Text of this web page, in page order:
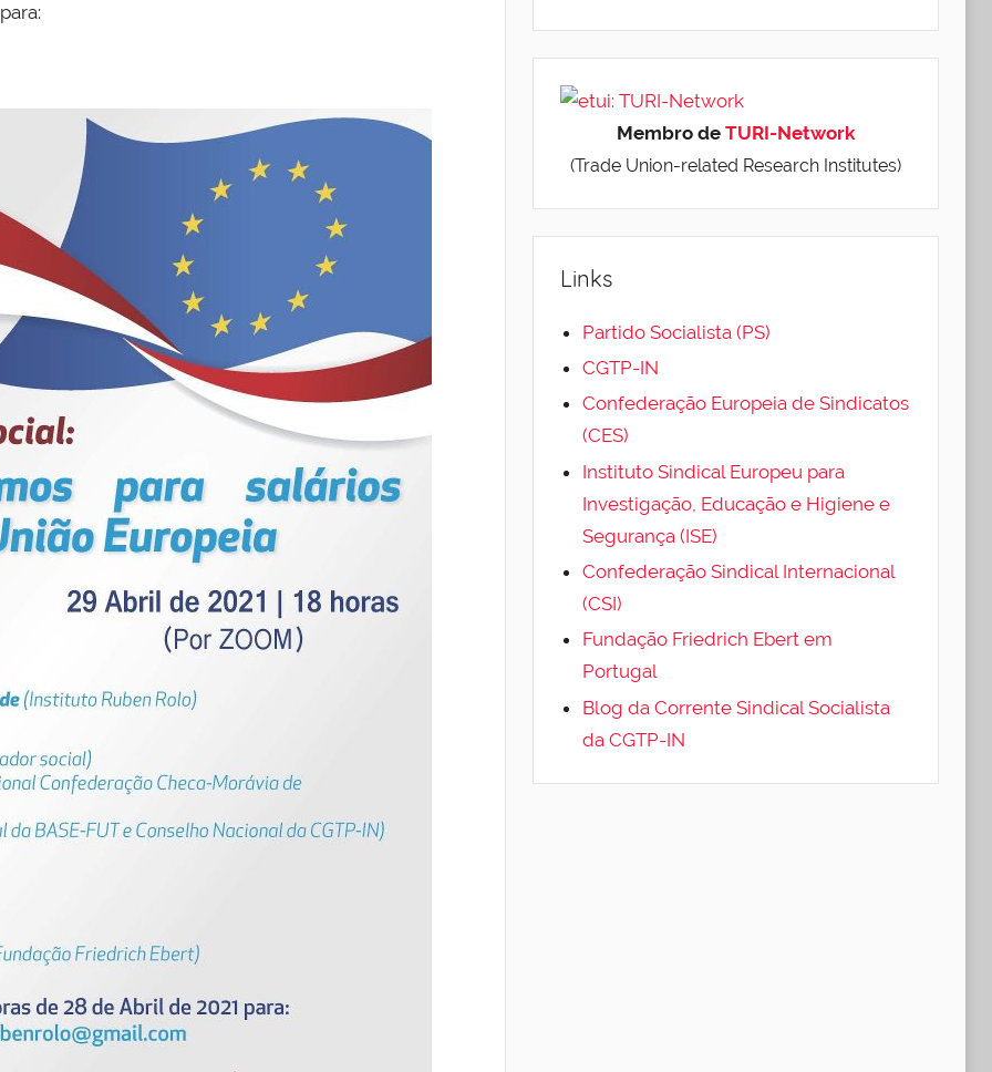
Membro de TURI-Network
(Trade Union-related Research Institutes)
Links
Partido Socialista (PS)
CGTP-IN
Confederação Europeia de Sindicatos
(CES)
Instituto Sindical Europeu para
Investigação, Educação e Higiene e
Segurança (ISE)
Confederação Sindical Internacional
(CSI)
Fundação Friedrich Ebert em
Portugal
Blog da Corrente Sindical Socialista
da CGTP-IN